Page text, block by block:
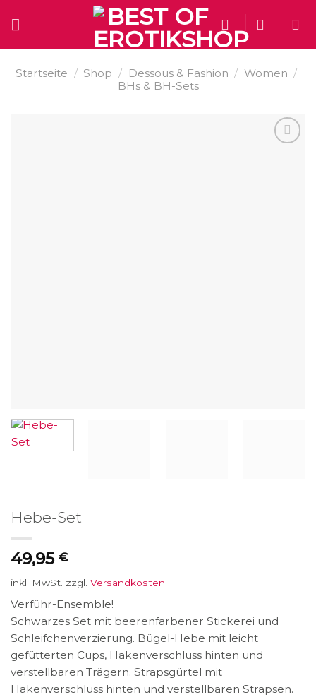
Startseite / Shop / Dessous & Fashion / Women /
BHs & BH-Sets
Hebe-Set
49,95 €
inkl. MwSt. zzgl. Versandkosten
Verführ-Ensemble!
Schwarzes Set mit beerenfarbener Stickerei und
Schleifchenverzierung. Bügel-Hebe mit leicht
gefütterten Cups, Hakenverschluss hinten und
verstellbaren Trägern. Strapsgürtel mit
Hakenverschluss hinten und verstellbaren Strapsen.